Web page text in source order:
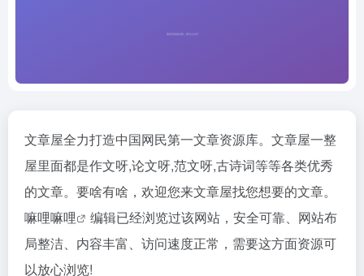
文章屋全力打造中国网民第一文章资源库。文章屋一整
屋里面都是作文呀,论文呀,范文呀,古诗词等等各类优秀
的文章。要啥有啥，欢迎您来文章屋找您想要的文章。
嘛哩嘛哩
编辑已经浏览过该网站，安全可靠、网站布
局整洁、内容丰富、访问速度正常，需要这方面资源可
以放心浏览!